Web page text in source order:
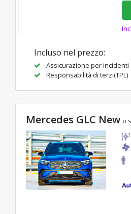
Incluso nel prezzo:
Assicurazione per incidenti
Responsabilità di terzi(TPL)
Mercedes GLC New o